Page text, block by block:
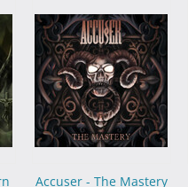
Accuser - The Mastery